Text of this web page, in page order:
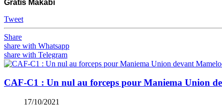
Gratis Makabi
Tweet
Share
share with Whatsapp
share with Telegram
CAF-C1 : Un nul au forceps pour Maniema Union
17/10/2021